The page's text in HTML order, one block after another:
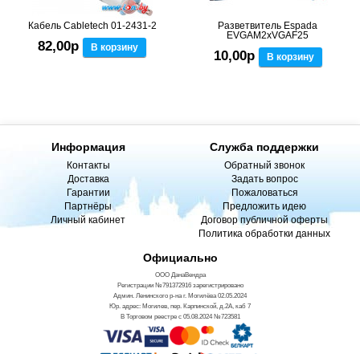
Кабель Cabletech 01-2431-2
82,00р В корзину
Разветвитель Espada
EVGAM2xVGAF25
10,00р В корзину
Информация
Контакты
Доставка
Гарантии
Партнёры
Личный кабинет
Служба поддержки
Обратный звонок
Задать вопрос
Пожаловаться
Предложить идею
Договор публичной оферты
Политика обработки данных
Официально
ООО ДанаВендра
Регистрации №791372916 зарегистрировано
Админ. Ленинского р-на г. Могилёва 02.05.2024
Юр. адрес: Могилев, пер. Карпинской, д.2А, каб 7
В Торговом реестре с 05.08.2024 №723581